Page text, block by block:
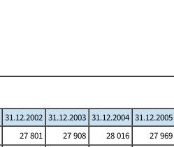
31.12.2002 31.12.2003 31.12.2004 31.12.2005
27 801 27 908 28 016
27 969